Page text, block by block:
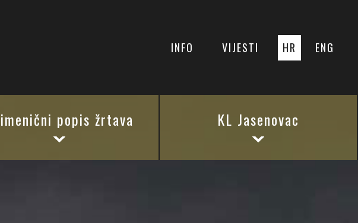
INFO VIJESTI HR ENG
popis žrtava KL Jasenovac